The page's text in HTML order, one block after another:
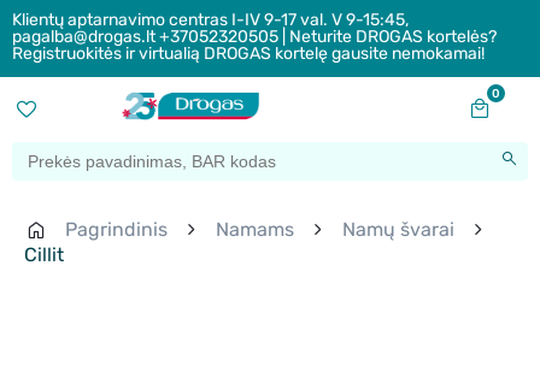
Klientų aptarnavimo centras I-IV 9-17 val. V 9-15:45,
pagalba@drogas.lt +37052320505 | Neturite DROGAS kortelės?
Registruokitės ir virtualią DROGAS kortelę gausite nemokamai!
0
Pagrindinis Namams
Namų švarai
Cillit